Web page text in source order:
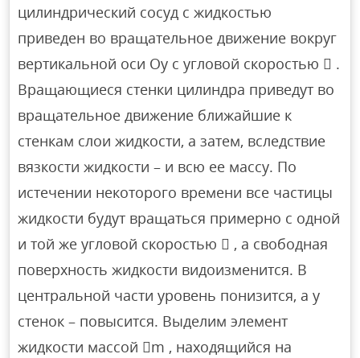
цилиндрический сосуд с жидкостью
приведен во вращательное движение вокруг
вертикальной оси Oy с угловой скоростью  .
Вращающиеся стенки цилиндра приведут во
вращательное движение ближайшие к
стенкам слои жидкости, а затем, вследствие
вязкости жидкости – и всю ее массу. По
истечении некоторого времени все частицы
жидкости будут вращаться примерно с одной
и той же угловой скоростью  , а свободная
поверхность жидкости видоизменится. В
центральной части уровень понизится, а у
стенок – повысится. Выделим элемент
жидкости массой m , находящийся на